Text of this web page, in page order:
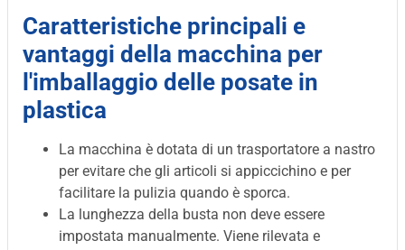
Caratteristiche principali e
vantaggi della macchina per
l'imballaggio delle posate in
plastica
La macchina è dotata di un trasportatore a nastro
per evitare che gli articoli si appiccichino e per
facilitare la pulizia quando è sporca.
La lunghezza della busta non deve essere
impostata manualmente. Viene rilevata e